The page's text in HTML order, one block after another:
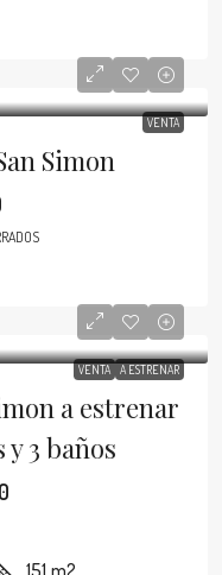
VENTA
Simon
VENTA A ESTRENAR
a estrenar
3 baños
151 m2